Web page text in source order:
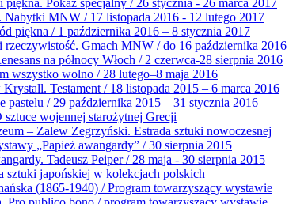
piękna. Pokaz specjalny / 26 stycznia - 26 marca 2017
Nabytki MNW / 17 listopada 2016 - 12 lutego 2017
piękna / 1 października 2016 – 8 stycznia 2017
rzeczywistość. Gmach MNW / do 16 października 2016
na północy Włoch / 2 czerwca-28 sierpnia 2016
wszystko wolno / 28 lutego–8 maja 2016
Krystall. Testament / 18 listopada 2015 – 6 marca 2016
pastelu / 29 października 2015 – 31 stycznia 2016
wojennej starożytnej Grecji
– Zalew Zegrzyński. Estrada sztuki nowoczesnej
„Papież awangardy” / 30 sierpnia 2015
Tadeusz Peiper / 28 maja - 30 sierpnia 2015
sztuki japońskiej w kolekcjach polskich
(1865-1940) / Program towarzyszący wystawie